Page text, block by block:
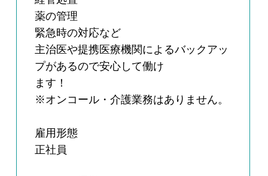
薬の管理
緊急時の対応など
主治医や提携医療機関によるバックアッ
プがあるので安心して働け
ます！
※オンコール・介護業務はありません。
雇用形態
正社員